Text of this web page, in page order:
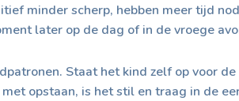
minder scherp, hebben meer tijd
later op de dag of in de vroege
Staat het kind zelf op voor
opstaan, is het stil en traag in de